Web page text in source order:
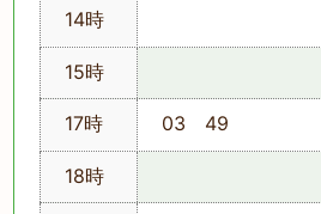
14時
15時
17時 03 49
18時